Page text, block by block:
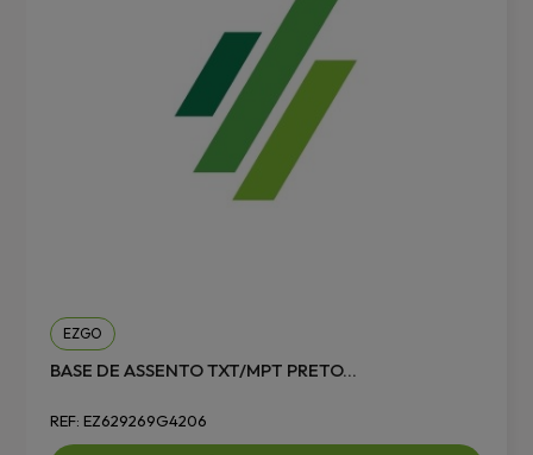
EZGO
BASE DE ASSENTO TXT/MPT PRETO...
REF: EZ629269G4206